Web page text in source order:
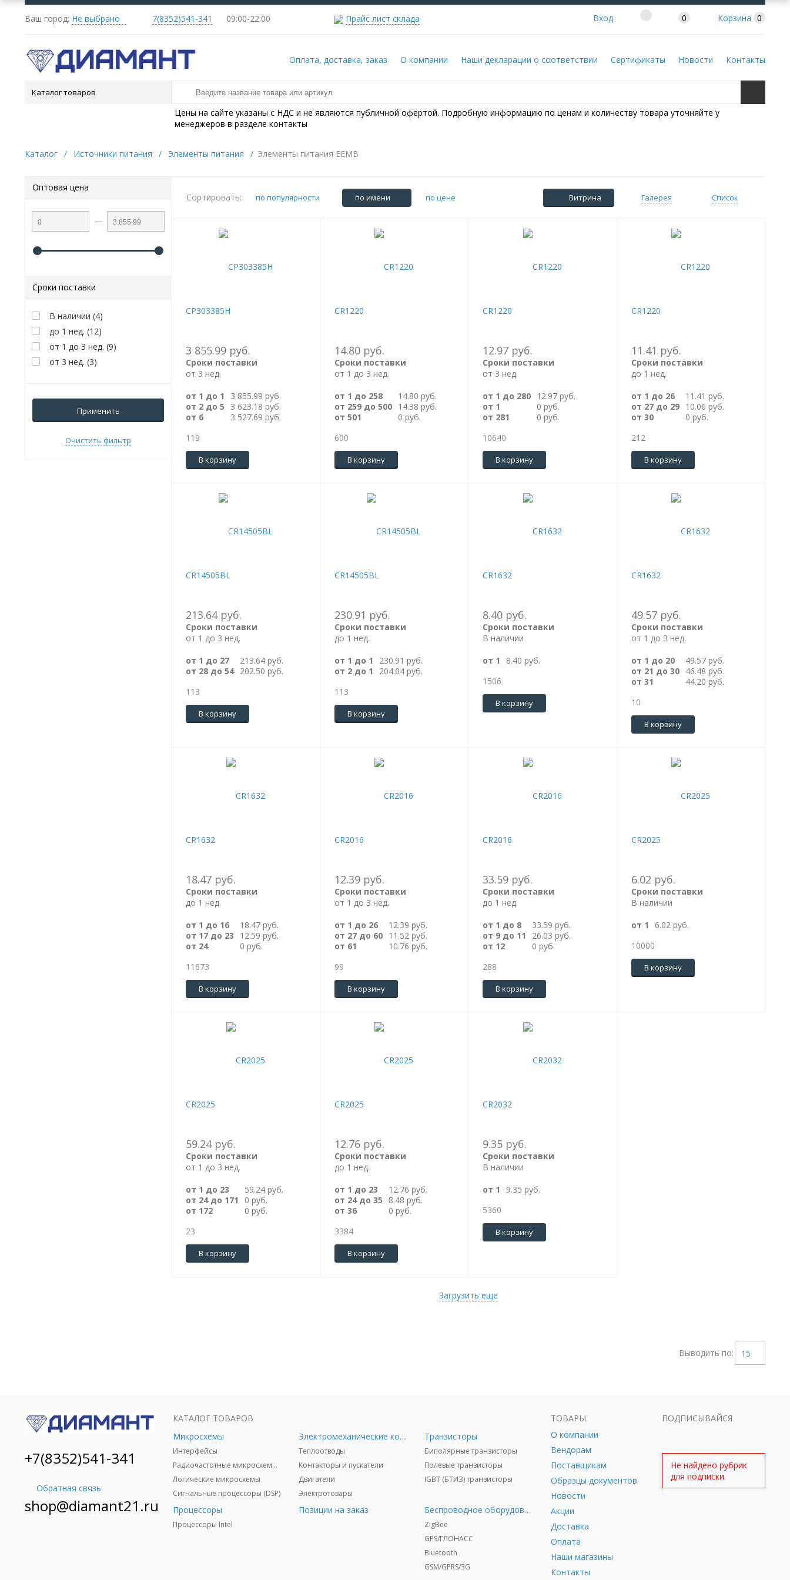
Ваш город: Не выбрано 7(8352)541-341 09:00-22:00 Прайс лист склада Вход 0 Корзина 0
Оплата, доставка, заказ О компании Наши декларации о соответствии Сертификаты Новости Контакты
Каталог товаров
Цены на сайте указаны с НДС и не являются публичной офертой. Подробную информацию по ценам и количеству товара уточняйте у
менеджеров в разделе контакты
Каталог / Источники питания / Элементы питания / Элементы питания EEMB
Оптовая цена
—
Сроки поставки
В наличии (4)
до 1 нед. (12)
от 1 до 3 нед. (9)
от 3 нед. (3)
Применить
Очистить фильтр
Список
Галерея
Витрина
Сортировать: по популярности по имени по цене
CP303385H
3 855.99 руб.
Сроки поставки
от 3 нед.
от 1 до 1
3 855.99 руб.
от 2 до 5
3 623.18 руб.
от 6
3 527.69 руб.
119
В корзину
CR1220
14.80 руб.
Сроки поставки
от 1 до 3 нед.
от 1 до 258
14.80 руб.
от 259 до 500
14.38 руб.
от 501
0 руб.
600
В корзину
CR1220
12.97 руб.
Сроки поставки
от 3 нед.
от 1 до 280 12.97 руб.
от 1
0 руб.
от 281
0 руб.
10640
В корзину
CR1220
11.41 руб.
Сроки поставки
до 1 нед.
от 1 до 26
11.41 руб.
от 27 до 29
10.06 руб.
от 30
0 руб.
212
В корзину
CR14505BL
213.64 руб.
Сроки поставки
от 1 до 3 нед.
от 1 до 27
213.64 руб.
от 28 до 54 202.50 руб.
113
В корзину
CR14505BL
230.91 руб.
Сроки поставки
до 1 нед.
от 1 до 1
230.91 руб.
от 2 до 1
204.04 руб.
113
В корзину
CR1632
8.40 руб.
Сроки поставки
В наличии
от 1
8.40 руб.
1506
В корзину
CR1632
49.57 руб.
Сроки поставки
от 1 до 3 нед.
от 1 до 20
49.57 руб.
от 21 до 30
46.48 руб.
от 31
44.20 руб.
10
В корзину
CR1632
18.47 руб.
Сроки поставки
до 1 нед.
от 1 до 16
18.47 руб.
от 17 до 23
12.59 руб.
от 24
0 руб.
11673
В корзину
CR2016
12.39 руб.
Сроки поставки
от 1 до 3 нед.
от 1 до 26
12.39 руб.
от 27 до 60
11.52 руб.
от 61
10.76 руб.
99
В корзину
CR2016
33.59 руб.
Сроки поставки
до 1 нед.
от 1 до 8
33.59 руб.
от 9 до 11
26.03 руб.
от 12
0 руб.
288
В корзину
CR2025
6.02 руб.
Сроки поставки
В наличии
от 1
6.02 руб.
10000
В корзину
CR2025
59.24 руб.
Сроки поставки
от 1 до 3 нед.
от 1 до 23
59.24 руб.
от 24 до 171
0 руб.
от 172
0 руб.
23
В корзину
CR2025
12.76 руб.
Сроки поставки
до 1 нед.
от 1 до 23
12.76 руб.
от 24 до 35
8.48 руб.
от 36
0 руб.
3384
В корзину
CR2032
9.35 руб.
Сроки поставки
В наличии
от 1
9.35 руб.
5360
В корзину
Загрузить еще
Выводить по: 15
+7(8352)541-341
Обратная связь
shop@diamant21.ru
КАТАЛОГ ТОВАРОВ
Микросхемы
Интерфейсы
Радиочастотные микросхемы (RF)
Логические микросхемы
Сигнальные процессоры (DSP)
Электромеханические компоненты
Теплоотводы
Контакторы и пускатели
Двигатели
Электротовары
Транзисторы
Биполярные транзисторы
Полевые транзисторы
IGBT (БТИЗ) транзисторы
Процессоры
Процессоры Intel
Позиции на заказ Беспроводное оборудование
ZigBee
GPS/ГЛОНАСС
Bluetooth
GSM/GPRS/3G
ТОВАРЫ
О компании
Вендорам
Поставщикам
Образцы документов
Новости
Акции
Доставка
Оплата
Наши магазины
Контакты
ПОДПИСЫВАЙСЯ
Не найдено рубрик
для подписки.